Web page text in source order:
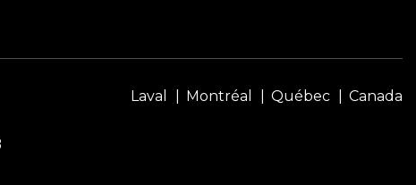
Laval Montréal Québec Canada